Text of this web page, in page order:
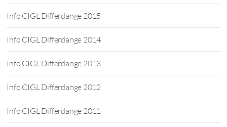
Info CIGL Differdange 2015
Info CIGL Differdange 2014
Info CIGL Differdange 2013
Info CIGL Differdange 2012
Info CIGL Differdange 2011